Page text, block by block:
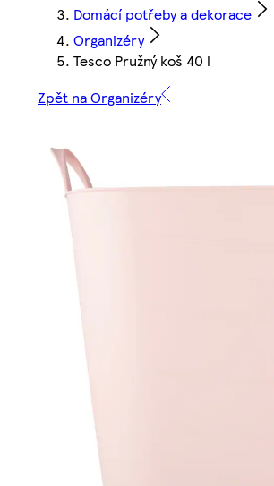
Domácí potřeby a dekorace
Organizéry
Tesco Pružný koš 40 l
Zpět na Organizéry